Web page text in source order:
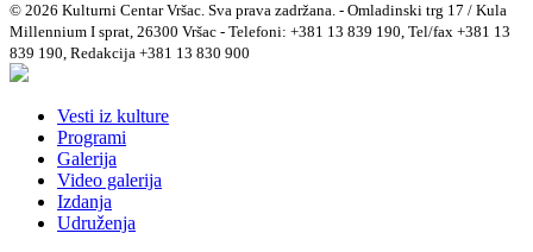
© 2026 Kulturni Centar Vršac. Sva prava zadržana. - Omladinski trg 17 / Kula
Millennium I sprat, 26300 Vršac - Telefoni: +381 13 839 190, Tel/fax +381 13
839 190, Redakcija +381 13 830 900
Vesti iz kulture
Programi
Galerija
Video galerija
Izdanja
Udruženja